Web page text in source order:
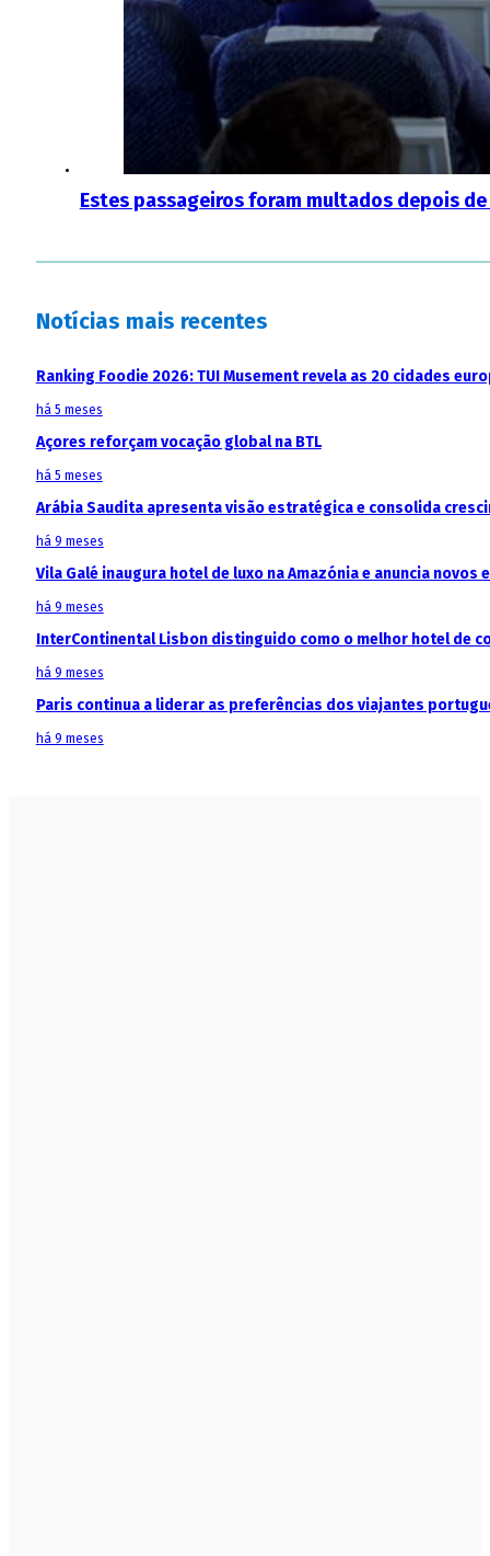
Estes passageiros foram multados depois
Notícias mais recentes
Ranking Foodie 2026: TUI Musement revela as 20 cidades
há 5 meses
Açores reforçam vocação global na BTL
há 5 meses
Arábia Saudita apresenta visão estratégica e consolida
há 9 meses
Vila Galé inaugura hotel de luxo na Amazónia e anuncia
há 9 meses
InterContinental Lisbon distinguido como o melhor hotel de
há 9 meses
Paris continua a liderar as preferências dos viajantes
há 9 meses